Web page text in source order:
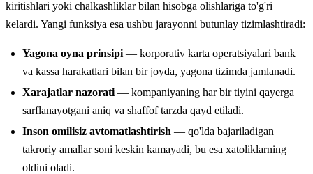
kiritishlari yoki chalkashliklar bilan hisobga olishlariga to'g'ri
kelardi. Yangi funksiya esa ushbu jarayonni butunlay tizimlashtiradi:
Yagona oyna prinsipi — korporativ karta operatsiyalari bank
va kassa harakatlari bilan bir joyda, yagona tizimda jamlanadi.
Xarajatlar nazorati — kompaniyaning har bir tiyini qayerga
sarflanayotgani aniq va shaffof tarzda qayd etiladi.
Inson omilisiz avtomatlashtirish — qo'lda bajariladigan
takroriy amallar soni keskin kamayadi, bu esa xatoliklarning
oldini oladi.